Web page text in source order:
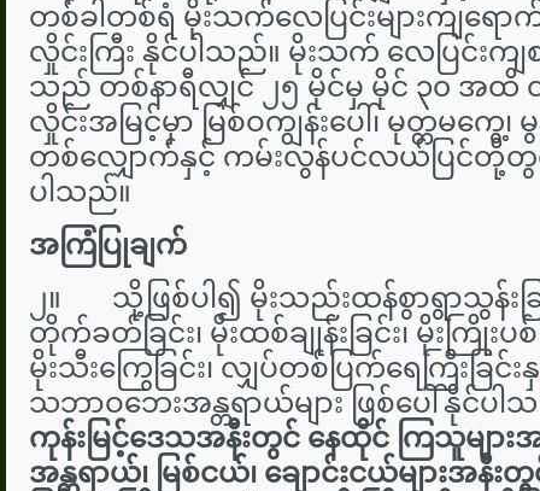
တစ်ခါတစ်ရံ မိုးသက်လေပြင်းများကျရေ
လှိုင်းကြီး နိုင်ပါသည်။ မိုးသက် လေပြင်းကျစ
သည် တစ်နာရီလျှင် ၂၅ မိုင်မှ မိုင် ၃၀ အ
လှိုင်းအမြင့်မှာ မြစ်ဝကျွန်းပေါ်၊ မုတ္တမကွေ့၊
တစ်လျှောက်နှင့် ကမ်းလွန်ပင်လယ်ပြင်တို့တွင်
ပါသည်။
အကြံပြုချက်
၂။ သို့ဖြစ်ပါ၍ မိုးသည်းထန်စွာရွာသွန်းခ
တိုက်ခတ်ခြင်း၊ မိုးထစ်ချုန်းခြင်း၊ မိုးကြိုးပစ်
မိုးသီးကြွေခြင်း၊ လျှပ်တစ်ပြက်ရေကြီးခြင်
သဘာဝဘေးအန္တရာယ်များ ဖြစ်ပေါ်နိုင်ပါ
ကုန်းမြင့်ဒေသအနီးတွင် နေထိုင် ကြသူများအ
အန္တရာယ်၊ မြစ်ငယ်၊ ချောင်းငယ်များအနီ